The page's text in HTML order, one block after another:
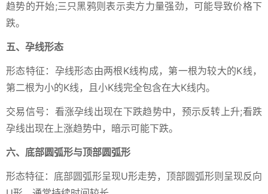
趋势的开始;三只黑鸦则表示卖方力量强劲，可能导致价格下
跌。
五、孕线形态
形态特征：孕线形态由两根K线构成，第一根为较大的K线，
第二根为小的K线，且小K线完全包含在大K线内。
交易信号：看涨孕线出现在下跌趋势中，预示反转上升;看跌
孕线出现在上涨趋势中，暗示可能下跌。
六、底部圆弧形与顶部圆弧形
形态特征：底部圆弧形呈现U形走势，顶部圆弧形则呈现反向